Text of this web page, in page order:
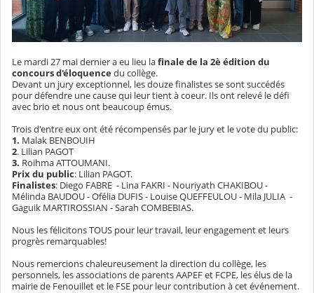
Le mardi 27 mai dernier a eu lieu lafinale de la 2è édition du
concours d'éloquencedu collège.
Devant un jury exceptionnel, les douze finalistes se sont succédés
pour défendre une cause qui leur tient à coeur. Ils ont relevé le défi
avec brio et nous ont beaucoup émus.
Trois d'entre eux ont été récompensés par le jury et le vote du public:
1. Malak BENBOUIH
2. Lilian PAGOT
3. Roihma ATTOUMANI.
Prix du public: Lilian PAGOT.
Finalistes: Diego FABRE - Lina FAKRI - Nouriyath CHAKIBOU -
Mélinda BAUDOU - Ofélia DUFIS - Louise QUEFFEULOU - Mila JULIA -
Gaguik MARTIROSSIAN - Sarah COMBEBIAS.
Nous les félicitons TOUS pour leur travail, leur engagement et leurs
progrès remarquables!
Nous remercions chaleureusement la direction du collège, les
personnels, les associations de parents AAPEF et FCPE, les élus de la
mairie de Fenouillet et le FSE pour leur contribution à cet événement.